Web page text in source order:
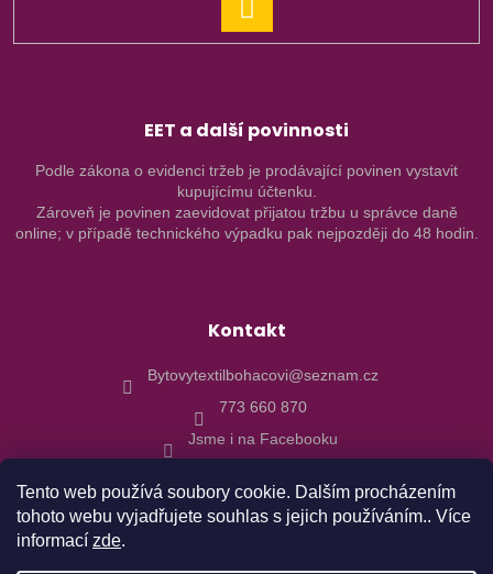
Tento web používá soubory cookie. Dalším procházením
tohoto webu vyjadřujete souhlas s jejich používáním.. Více
informací zde.
SE
EET a další povinnosti
Podle zákona o evidenci tržeb je prodávající povinen vystavit
kupujícímu účtenku.
Zároveň je povinen zaevidovat přijatou tržbu u správce daně
online; v případě technického výpadku pak nejpozději do 48 hodin.
Kontakt
Bytovytextilbohacovi@seznam.cz
773 660 870
Jsme i na Facebooku